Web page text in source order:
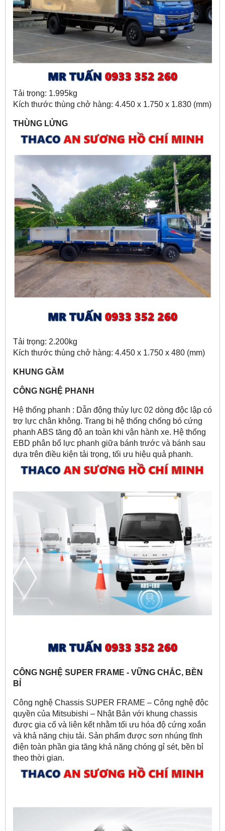
Tải trọng: 1.995kg
Kích thước thùng chở hàng: 4.450 x 1.750 x 1.830 (mm)
THÙNG LỬNG
Tải trọng: 2.200kg
Kích thước thùng chở hàng: 4.450 x 1.750 x 480 (mm)
KHUNG GẦM
CÔNG NGHỆ PHANH
Hệ thống phanh : Dẫn động thủy lực 02 dòng độc lập có
trợ lực chân không. Trang bị hệ thống chống bó cứng
phanh ABS tăng độ an toàn khi vận hành xe. Hệ thống
EBD phân bổ lực phanh giữa bánh trước và bánh sau
dựa trên điều kiện tải trọng, tối ưu hiệu quả phanh.
CÔNG NGHỆ SUPER FRAME - VỮNG CHẮC, BỀN
BỈ
Công nghệ Chassis SUPER FRAME – Công nghệ độc
quyền của Mitsubishi – Nhật Bản với khung chassis
được gia cố và liên kết nhằm tối ưu hóa độ cứng xoắn
và khả năng chịu tải. Sản phẩm được sơn nhúng tĩnh
điện toàn phần gia tăng khả năng chóng gỉ sét, bền bỉ
theo thời gian.